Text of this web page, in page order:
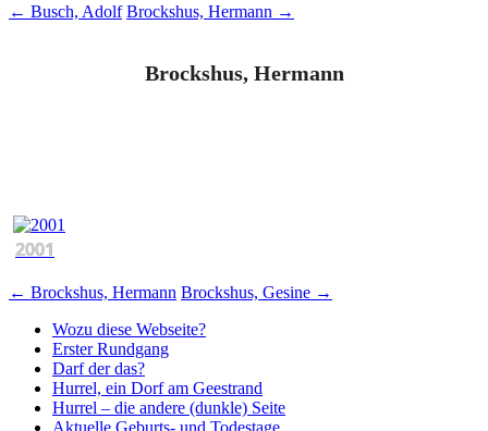
Beitragsnavigation
← Busch, Adolf Brockshus, Hermann →
Brockshus, Hermann
2001
Beitragsnavigation
← Brockshus, Hermann Brockshus, Gesine →
Wozu diese Webseite?
Erster Rundgang
Darf der das?
Hurrel, ein Dorf am Geestrand
Hurrel – die andere (dunkle) Seite